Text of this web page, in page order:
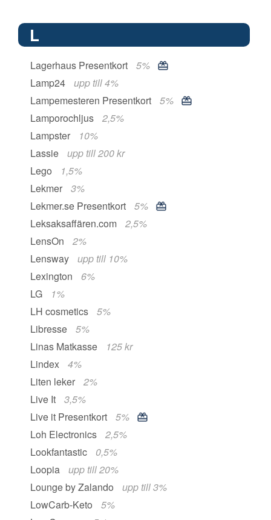
L
Lagerhaus Presentkort
5%
Lamp24
upp till 4%
Lampemesteren Presentkort
5%
Lamporochljus
2,5%
Lampster
10%
Lassie
upp till 200 kr
Lego
1,5%
Lekmer
3%
Lekmer.se Presentkort
5%
Leksaksaffären.com
2,5%
LensOn
2%
Lensway
upp till 10%
Lexington
6%
LG
1%
LH cosmetics
5%
Libresse
5%
Linas Matkasse
125 kr
Lindex
4%
Liten leker
2%
Live It
3,5%
Live it Presentkort
5%
Loh Electronics
2,5%
Lookfantastic
0,5%
Loopia
upp till 20%
Lounge by Zalando
upp till 3%
LowCarb-Keto
5%